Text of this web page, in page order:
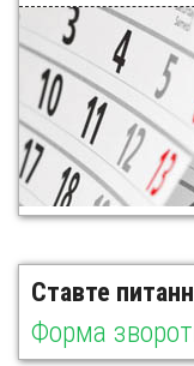
Ставте
Форма